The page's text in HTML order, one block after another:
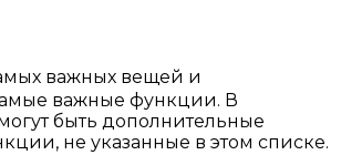
важных вещей и
важные функции. В
быть дополнительные
не указанные в этом списке.